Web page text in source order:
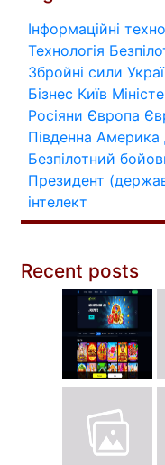
Інформаційні
Технологія
Збройні сили
Бізнес Київ
Росіяни Європа
Південна Америка
Безпілотний
Президент
інтелект
Recent posts